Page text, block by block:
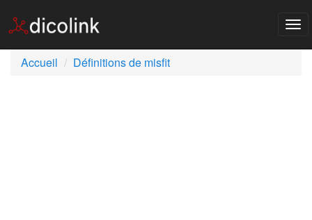
Accueil
Définitions de misfit